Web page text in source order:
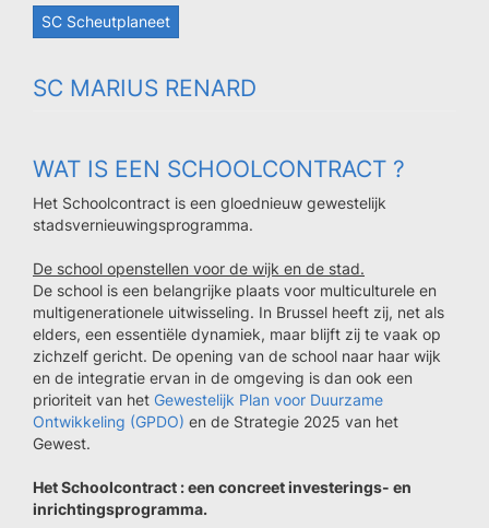
SC Scheutplaneet
SC MARIUS RENARD
WAT IS EEN SCHOOLCONTRACT ?
Het Schoolcontract is een gloednieuw gewestelijk
stadsvernieuwingsprogramma.
De school openstellen voor de wijk en de stad.
De school is een belangrijke plaats voor multiculturele en
multigenerationele uitwisseling. In Brussel heeft zij, net als
elders, een essentiële dynamiek, maar blijft zij te vaak op
zichzelf gericht. De opening van de school naar haar wijk
en de integratie ervan in de omgeving is dan ook een
prioriteit van het Gewestelijk Plan voor Duurzame
Ontwikkeling (GPDO) en de Strategie 2025 van het
Gewest.
Het Schoolcontract : een concreet investerings- en
inrichtingsprogramma.